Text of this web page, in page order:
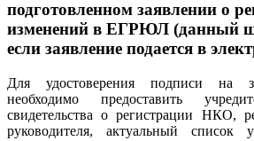
подготовленном заявлении о
изменений в ЕГРЮЛ (данный
если заявление подается в
Для удостоверения подписи на
необходимо предоставить
свидетельства о регистрации НКО,
руководителя, актуальный